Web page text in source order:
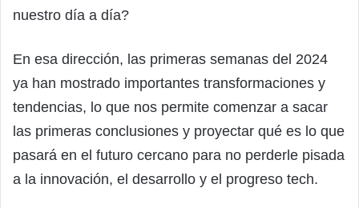
nuestro día a día?
En esa dirección, las primeras semanas del 2024
ya han mostrado importantes transformaciones y
tendencias, lo que nos permite comenzar a sacar
las primeras conclusiones y proyectar qué es lo que
pasará en el futuro cercano para no perderle pisada
a la innovación, el desarrollo y el progreso tech.